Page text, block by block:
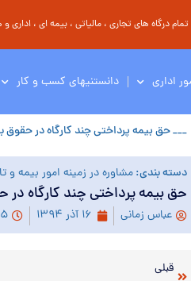
های تجاری ، مالیاتی ، بیمه ای ، اداری
اداری دانستنیهای کسب و کار
___ حق بیمه پرداختی چند کارگاه در حقوق
دسته بندی:مشاوره در زمینه امور بیمه و
حق بیمه پرداختی چند کارگاه در
عباس زمانی ۱۶ آذر ۱۳۹۴
قبلی